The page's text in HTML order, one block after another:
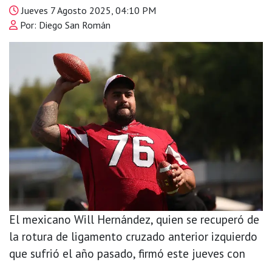
Jueves 7 Agosto 2025, 04:10 PM
Por: Diego San Román
El mexicano Will Hernández, quien se recuperó de
la rotura de ligamento cruzado anterior izquierdo
que sufrió el año pasado, firmó este jueves con